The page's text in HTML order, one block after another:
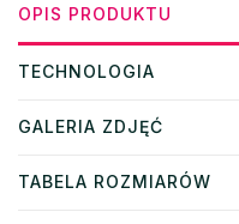
OPIS PRODUKTU
TECHNOLOGIA
GALERIA ZDJĘĆ
TABELA ROZMIARÓW